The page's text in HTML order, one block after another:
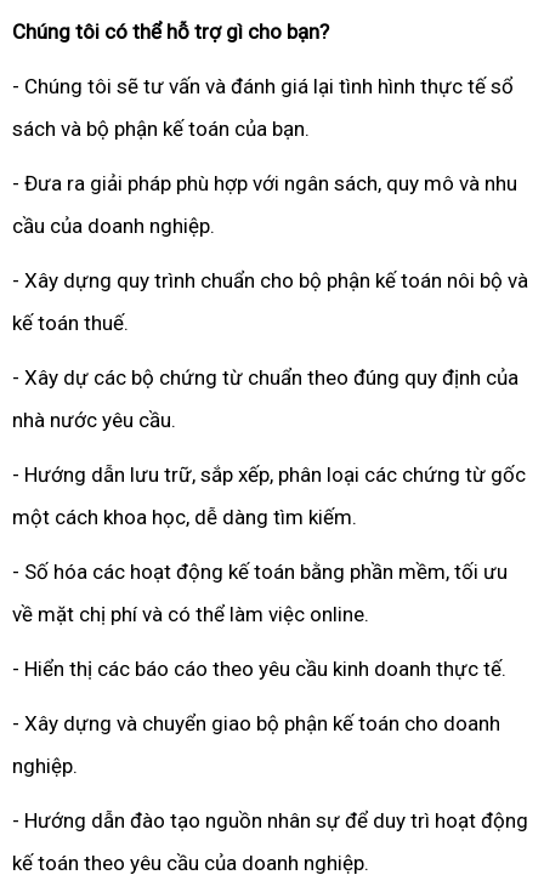
Chúng tôi có thể hỗ trợ gì cho bạn?
- Chúng tôi sẽ tư vấn và đánh giá lại tình hình thực tế sổ
sách và bộ phận kế toán của bạn.
- Đưa ra giải pháp phù hợp với ngân sách, quy mô và nhu
cầu của doanh nghiệp.
- Xây dựng quy trình chuẩn cho bộ phận kế toán nôi bộ và
kế toán thuế.
- Xây dự các bộ chứng từ chuẩn theo đúng quy định của
nhà nước yêu cầu.
- Hướng dẫn lưu trữ, sắp xếp, phân loại các chứng từ gốc
một cách khoa học, dễ dàng tìm kiếm.
- Số hóa các hoạt động kế toán bằng phần mềm, tối ưu
về mặt chị phí và có thể làm việc online.
- Hiển thị các báo cáo theo yêu cầu kinh doanh thực tế.
- Xây dựng và chuyển giao bộ phận kế toán cho doanh
nghiệp.
- Hướng dẫn đào tạo nguồn nhân sự để duy trì hoạt động
kế toán theo yêu cầu của doanh nghiệp.